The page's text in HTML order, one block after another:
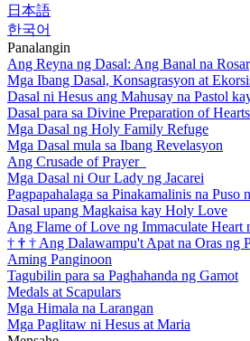
日本語
한국어
Panalangin
Ang Reyna ng Dasal: Ang Banal na
Mga Ibang Dasal, Konsagrasyon at
Dasal ni Hesus ang Mahusay na Pastol
Dasal para sa Divine Preparation of Hearts
Mga Dasal ng Holy Family Refuge
Mga Dasal mula sa Ibang Revelasyon
Ang Crusade of Prayer
Mga Dasal ni Our Lady ng Jacarei
Pagpapahalaga sa Pinakamalinis na Puso
Dasal upang Magkaisa kay Holy Love
Ang Flame of Love ng Immaculate Heart
† † † Ang Dalawampu't Apat na Oras ng
Aming Panginoon
Tagubilin para sa Paghahanda ng Gamot
Medals at Scapulars
Mga Himala na Larangan
Mga Paglitaw ni Hesus at Maria